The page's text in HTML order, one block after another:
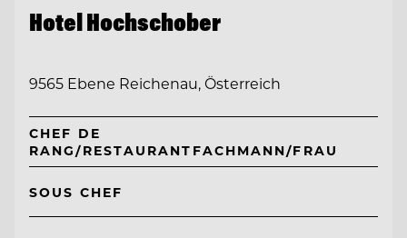
Hotel Hochschober
9565 Ebene Reichenau, Österreich
CHEF DE
RANG/RESTAURANTFACHMANN/FRAU
SOUS CHEF